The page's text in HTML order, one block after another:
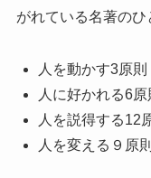
がれている名著のひ
人を動かす3原則
人に好かれる6原
人を説得する12
人を変える９原則